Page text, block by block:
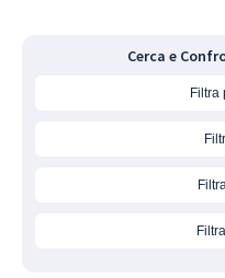
Cerca e